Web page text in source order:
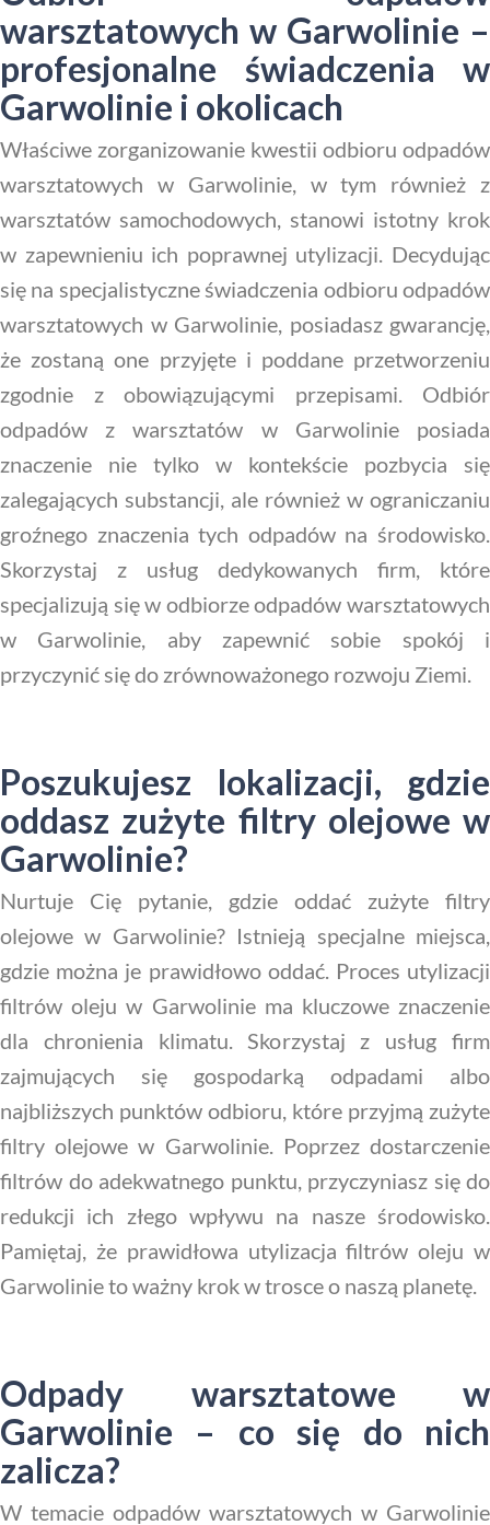
warsztatowych w Garwolinie –
profesjonalne świadczenia w
Garwolinie i okolicach
Właściwe zorganizowanie kwestii odbioru odpadów
warsztatowych w Garwolinie, w tym również z
warsztatów samochodowych, stanowi istotny krok
w zapewnieniu ich poprawnej utylizacji. Decydując
się na specjalistyczne świadczenia odbioru odpadów
warsztatowych w Garwolinie, posiadasz gwarancję,
że zostaną one przyjęte i poddane przetworzeniu
zgodnie z obowiązującymi przepisami. Odbiór
odpadów z warsztatów w Garwolinie posiada
znaczenie nie tylko w kontekście pozbycia się
zalegających substancji, ale również w ograniczaniu
groźnego znaczenia tych odpadów na środowisko.
Skorzystaj z usług dedykowanych firm, które
specjalizują się w odbiorze odpadów warsztatowych
w Garwolinie, aby zapewnić sobie spokój i
przyczynić się do zrównoważonego rozwoju Ziemi.
Poszukujesz lokalizacji, gdzie
oddasz zużyte filtry olejowe w
Garwolinie?
Nurtuje Cię pytanie, gdzie oddać zużyte filtry
olejowe w Garwolinie? Istnieją specjalne miejsca,
gdzie można je prawidłowo oddać. Proces utylizacji
filtrów oleju w Garwolinie ma kluczowe znaczenie
dla chronienia klimatu. Skorzystaj z usług firm
zajmujących się gospodarką odpadami albo
najbliższych punktów odbioru, które przyjmą zużyte
filtry olejowe w Garwolinie. Poprzez dostarczenie
filtrów do adekwatnego punktu, przyczyniasz się do
redukcji ich złego wpływu na nasze środowisko.
Pamiętaj, że prawidłowa utylizacja filtrów oleju w
Garwolinie to ważny krok w trosce o naszą planetę.
Odpady warsztatowe w
Garwolinie – co się do nich
zalicza?
W temacie odpadów warsztatowych w Garwolinie